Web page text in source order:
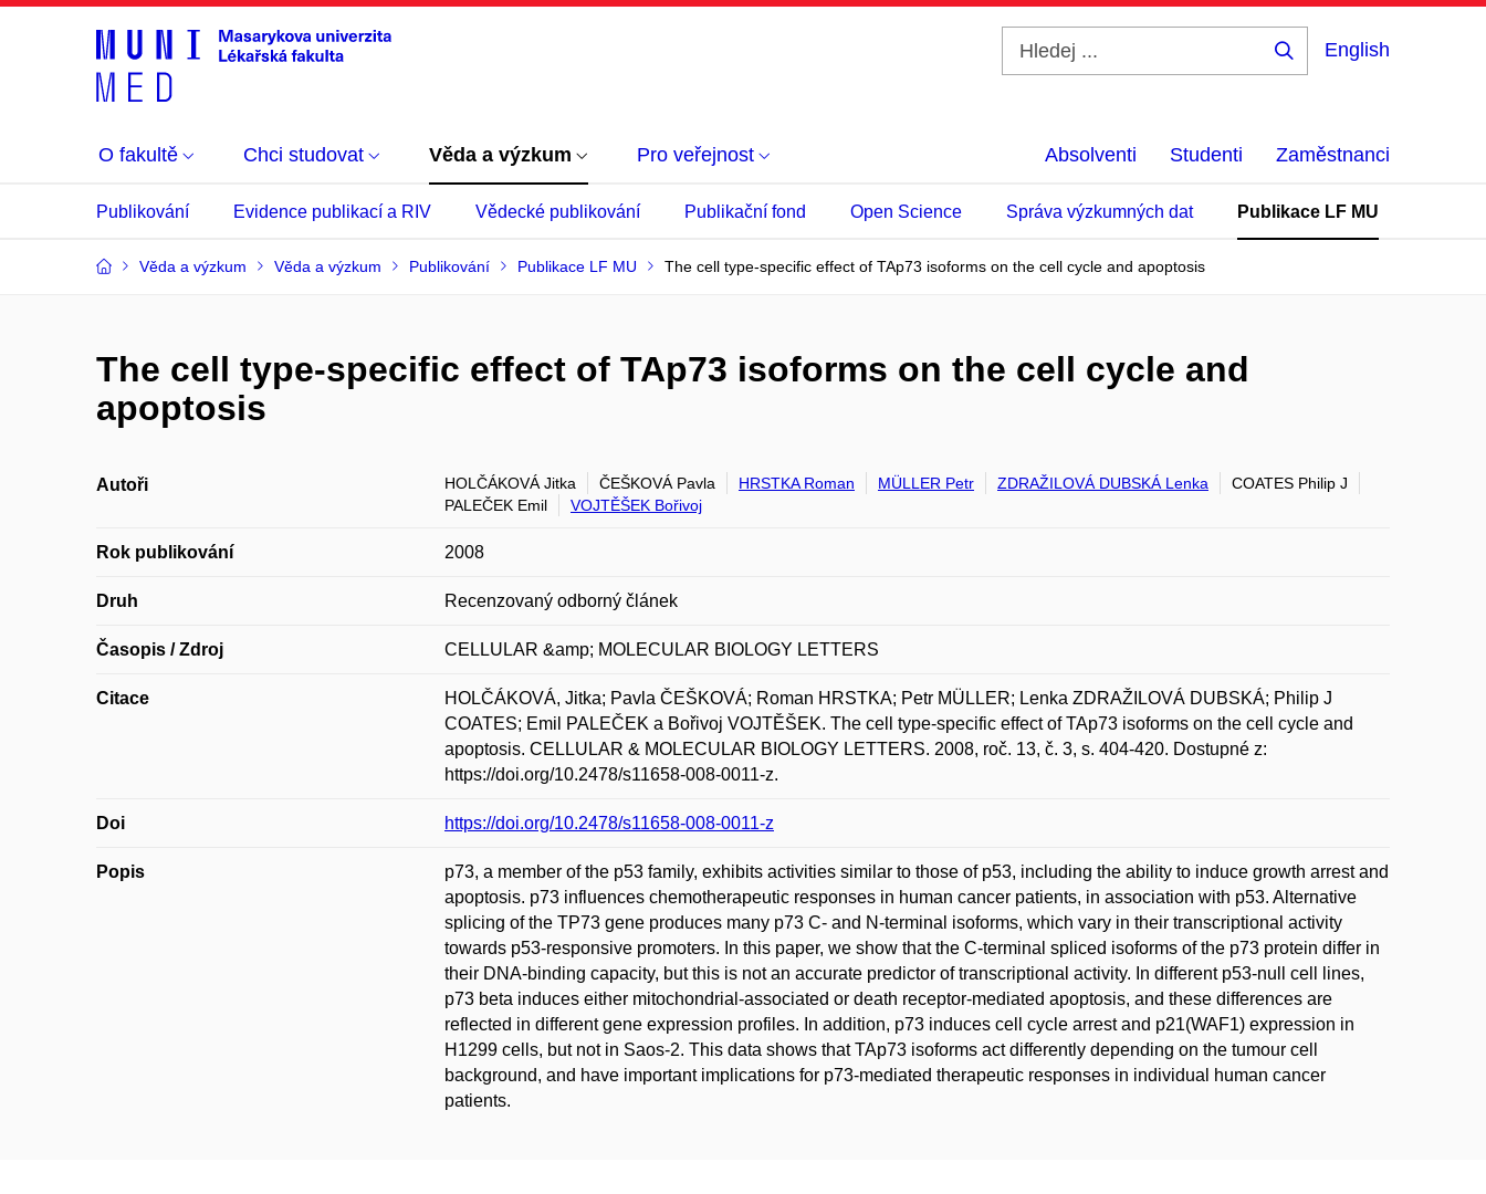
English
O fakultě Chci studovat Věda a výzkum Pro veřejnost Absolventi Studenti Zaměstnanci
Publikování Evidence publikací a RIV Vědecké publikování Publikační fond Open Science Správa výzkumných dat Publikace LF MU
Věda a výzkum Věda a výzkum Publikování Publikace LF MU The cell type-specific effect of TAp73 isoforms on the cell cycle and apoptosis
The cell type-specific effect of TAp73 isoforms on the cell cycle and
apoptosis
Autoři HOLČÁKOVÁ Jitka ČEŠKOVÁ Pavla HRSTKA Roman MÜLLER Petr ZDRAŽILOVÁ DUBSKÁ Lenka
COATES Philip J
PALEČEK Emil
VOJTĚŠEK Bořivoj
Rok publikování 2008
Druh Recenzovaný odborný článek
Časopis / Zdroj CELLULAR &amp; MOLECULAR BIOLOGY LETTERS
Citace
HOLČÁKOVÁ, Jitka; Pavla ČEŠKOVÁ; Roman HRSTKA; Petr MÜLLER; Lenka ZDRAŽILOVÁ DUBSKÁ; Philip J
COATES; Emil PALEČEK a Bořivoj VOJTĚŠEK. The cell type-specific effect of TAp73 isoforms on the cell cycle and
apoptosis. CELLULAR & MOLECULAR BIOLOGY LETTERS. 2008, roč. 13, č. 3, s. 404-420. Dostupné z:
https://doi.org/10.2478/s11658-008-0011-z.
Doi https://doi.org/10.2478/s11658-008-0011-z
Popis
p73, a member of the p53 family, exhibits activities similar to those of p53, including the ability to induce growth arrest and
apoptosis. p73 influences chemotherapeutic responses in human cancer patients, in association with p53. Alternative
splicing of the TP73 gene produces many p73 C- and N-terminal isoforms, which vary in their transcriptional activity
towards p53-responsive promoters. In this paper, we show that the C-terminal spliced isoforms of the p73 protein differ in
their DNA-binding capacity, but this is not an accurate predictor of transcriptional activity. In different p53-null cell lines,
p73 beta induces either mitochondrial-associated or death receptor-mediated apoptosis, and these differences are
reflected in different gene expression profiles. In addition, p73 induces cell cycle arrest and p21(WAF1) expression in
H1299 cells, but not in Saos-2. This data shows that TAp73 isoforms act differently depending on the tumour cell
background, and have important implications for p73-mediated therapeutic responses in individual human cancer
patients.